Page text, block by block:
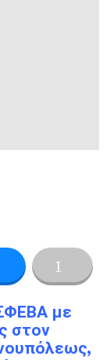
με
στον